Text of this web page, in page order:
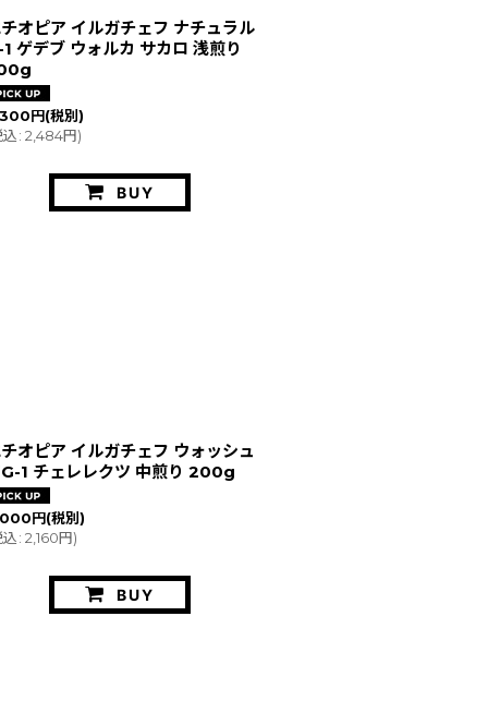
オピア イルガチェフ ナチュラル
1 ゲデブ ウォルカ サカロ 浅煎り
円(税別)
: 2,484円)
BUY
オピア イルガチェフ ウォッシュ
G-1 チェレレクツ 中煎り 200g
円(税別)
: 2,160円)
BUY